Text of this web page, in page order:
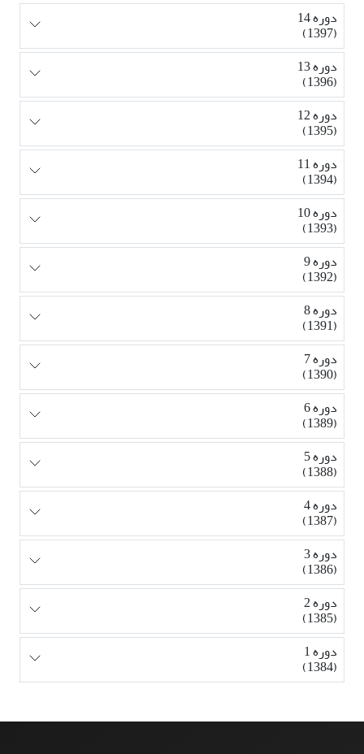
دوره 14
(1397)
دوره 13
(1396)
دوره 12
(1395)
دوره 11
(1394)
دوره 10
(1393)
دوره 9
(1392)
دوره 8
(1391)
دوره 7
(1390)
دوره 6
(1389)
دوره 5
(1388)
دوره 4
(1387)
دوره 3
(1386)
دوره 2
(1385)
دوره 1
(1384)